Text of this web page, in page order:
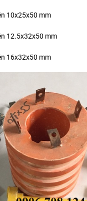
10x25x50 mm
12.5x32x50 mm
16x32x50 mm